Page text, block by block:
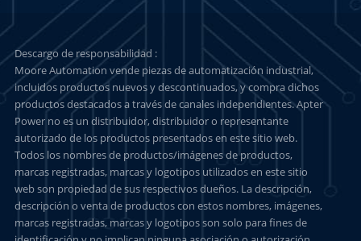
Descargo de responsabilidad :
Moore Automation vende piezas de automatización industrial,
incluidos productos nuevos y descontinuados, y compra dichos
productos destacados a través de canales independientes. Apter
Power no es un distribuidor, distribuidor o representante
autorizado de los productos presentados en este sitio web.
Todos los nombres de productos/imágenes de productos,
marcas registradas, marcas y logotipos utilizados en este sitio
web son propiedad de sus respectivos dueños. La descripción,
descripción o venta de productos con estos nombres, imágenes,
marcas registradas, marcas y logotipos son solo para fines de